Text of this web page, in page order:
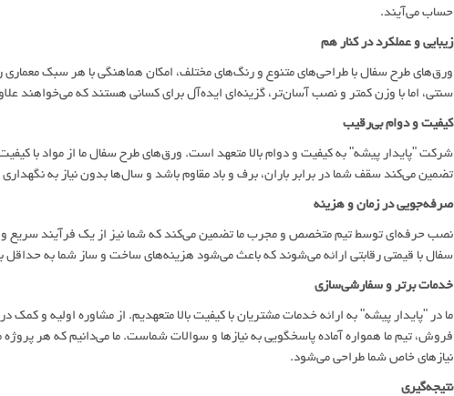
حساب می‌آیند.
زیبایی و عملکرد در کنار هم
ورق‌های طرح سفال با طراحی‌های متنوع و رنگ‌های مختلف، امکان هماهنگی با هر سبک معماری
سنتی، اما با وزن کمتر و نصب آسان‌تر، گزینه‌ای ایده‌آل برای کسانی هستند که می‌خواهند
کیفیت و دوام بی‌رقیب
شرکت "پایدار پیشه" به کیفیت و دوام بالا متعهد است. ورق‌های طرح سفال ما از مواد با
تضمین می‌کند سقف شما در برابر باران، برف و باد مقاوم باشد و سال‌ها بدون نیاز به
صرفه‌جویی در زمان و هزینه
نصب حرفه‌ای توسط تیم متخصص و مجرب ما تضمین می‌کند که شما نیز از یک فرآیند سریع و
سفال با قیمتی رقابتی ارائه می‌شوند که باعث می‌شود هزینه‌های ساخت و ساز شما به حداقل
خدمات برتر و سفارشی‌سازی
ما در "پایدار پیشه" به ارائه خدمات مشتریان با کیفیت بالا متعهدیم. از مشاوره اولیه و
فروش، تیم ما همواره آماده پاسخگویی به نیازها و سوالات شماست. ما می‌دانیم که هر پروژه
نیازهای خاص شما طراحی می‌شود.
نتیجه‌گیری